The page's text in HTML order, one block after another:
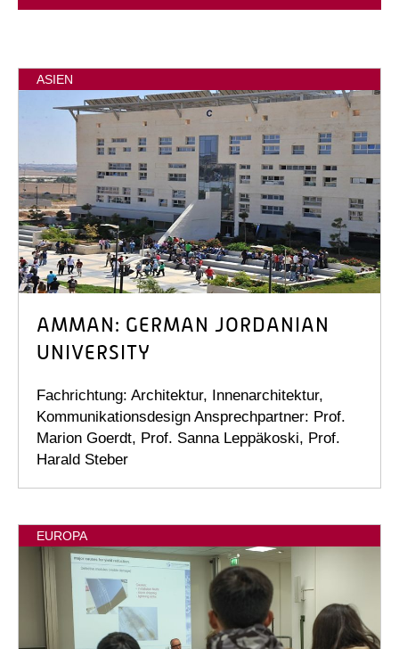
ASIEN
AMMAN: GERMAN JORDANIAN
UNIVERSITY
Fachrichtung: Architektur, Innenarchitektur,
Kommunikationsdesign Ansprechpartner: Prof.
Marion Goerdt, Prof. Sanna Leppäkoski, Prof.
Harald Steber
EUROPA